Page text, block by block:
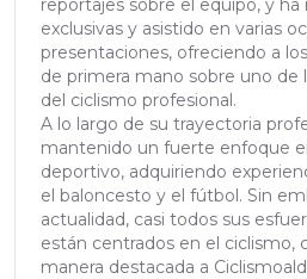
reportajes sobre el equipo, y
exclusivas y asistido en varias
presentaciones, ofreciendo a
de primera mano sobre uno de
del ciclismo profesional.
A lo largo de su trayectoria
mantenido un fuerte enfoque
deportivo, adquiriendo
el baloncesto y el fútbol. Sin
actualidad, casi todos sus
están centrados en el ciclismo,
manera destacada a